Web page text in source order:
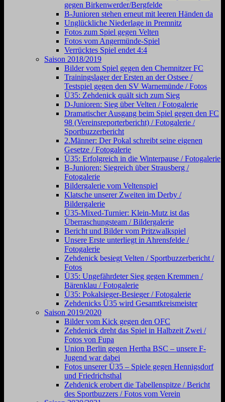
gegen Birkenwerder/Bergfelde
B-Junioren stehen erneut mit leeren Händen da
Unglückliche Niederlage in Premnitz
Fotos zum Spiel gegen Velten
Fotos vom Angermünde-Spiel
Verrücktes Spiel endet 4:4
Saison 2018/2019
Bilder vom Spiel gegen den Chemnitzer FC
Trainingslager der Ersten an der Ostsee /
Testspiel gegen den SV Warnemünde / Fotos
Ü35: Zehdenick quält sich zum Sieg
D-Junioren: Sieg über Velten / Fotogalerie
Dramatischer Ausgang beim Spiel gegen den FC
98 (Vereinsreporterbericht) / Fotogalerie /
Sportbuzzerbericht
2.Männer: Der Pokal schreibt seine eigenen
Gesetze / Fotogalerie
Ü35: Erfolgreich in die Winterpause / Fotogalerie
B-Junioren: Siegreich über Strausberg /
Fotogalerie
Bildergalerie vom Veltenspiel
Klatsche unserer Zweiten im Derby /
Bildergalerie
Ü35-Mixed-Turnier: Klein-Mutz ist das
Überraschungsteam / Bildergalerie
Bericht und Bilder vom Pritzwalkspiel
Unsere Erste unterliegt in Ahrensfelde /
Fotogalerie
Zehdenick besiegt Velten / Sportbuzzerbericht /
Fotos
Ü35: Ungefährdeter Sieg gegen Kremmen /
Bärenklau / Fotogalerie
Ü35: Pokalsieger-Besieger / Fotogalerie
Zehdenicks Ü35 wird Gesamtkreismeister
Saison 2019/2020
Bilder vom Kick gegen den OFC
Zehdenick dreht das Spiel in Halbzeit Zwei /
Fotos von Fupa
Union Berlin gegen Hertha BSC – unsere F-
Jugend war dabei
Fotos unserer Ü35 – Spiele gegen Hennigsdorf
und Friedrichsthal
Zehdenick erobert die Tabellenspitze / Bericht
des Sportbuzzers / Fotos vom Verein